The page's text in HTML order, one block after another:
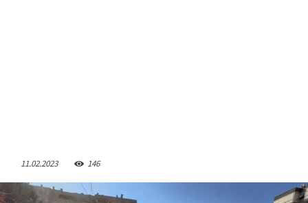
11.02.2023 146